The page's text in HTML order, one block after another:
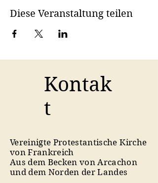
Diese Veranstaltung teilen
Kontak
t
Vereinigte Protestantische Kirche
von Frankreich
Aus dem Becken von Arcachon
und dem Norden der Landes